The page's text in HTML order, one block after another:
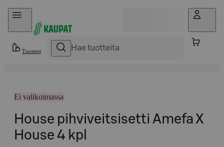
Hyppää sisältöön
Tuotteet
Ei valikoimassa
House pihviveitsisetti Amefa X
House 4 kpl